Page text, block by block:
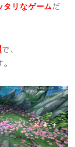
タリなゲームだ
で、